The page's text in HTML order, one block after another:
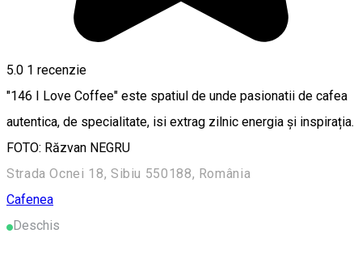
5.0 1 recenzie
"146 I Love Coffee" este spatiul de unde pasionatii de cafea
autentica, de specialitate, isi extrag zilnic energia şi inspirația.
FOTO: Răzvan NEGRU
Strada Ocnei 18, Sibiu 550188, România
Cafenea
Deschis